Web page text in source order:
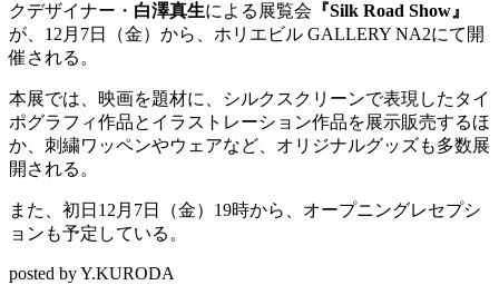
クデザイナー・ 白澤真生による展覧会 『Silk Road Show』
が、12月7日（金）から、ホリエビル GALLERY NA2にて開
催される。
本展では、映画を題材に、シルクスクリーンで表現したタイ
ポグラフィ作品とイラストレーション作品を展示販売するほ
か、刺繍ワッペンやウェアなど、オリジナルグッズも多数展
開される。
また、初日12月7日（金）19時から、オープニングレセプシ
ョンも予定している。
posted by Y.KURODA